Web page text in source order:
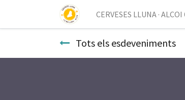
CERVESES LLUNA ·
Tots els esdeveniments